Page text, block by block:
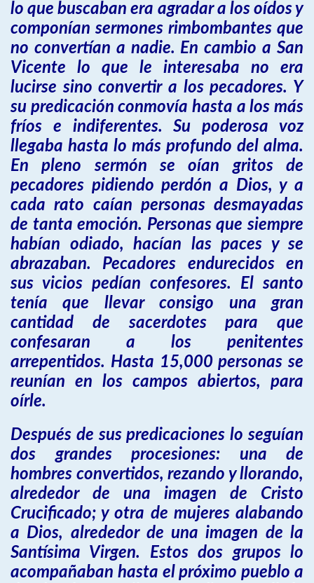
lo que buscaban era agradar a los oídos y
componían sermones rimbombantes que
no convertían a nadie. En cambio a San
Vicente lo que le interesaba no era
lucirse sino convertir a los pecadores. Y
su predicación conmovía hasta a los más
fríos e indiferentes. Su poderosa voz
llegaba hasta lo más profundo del alma.
En pleno sermón se oían gritos de
pecadores pidiendo perdón a Dios, y a
cada rato caían personas desmayadas
de tanta emoción. Personas que siempre
habían odiado, hacían las paces y se
abrazaban. Pecadores endurecidos en
sus vicios pedían confesores. El santo
tenía que llevar consigo una gran
cantidad de sacerdotes para que
confesaran a los penitentes
arrepentidos. Hasta 15,000 personas se
reunían en los campos abiertos, para
oírle.
Después de sus predicaciones lo seguían
dos grandes procesiones: una de
hombres convertidos, rezando y llorando,
alrededor de una imagen de Cristo
Crucificado; y otra de mujeres alabando
a Dios, alrededor de una imagen de la
Santísima Virgen. Estos dos grupos lo
acompañaban hasta el próximo pueblo a